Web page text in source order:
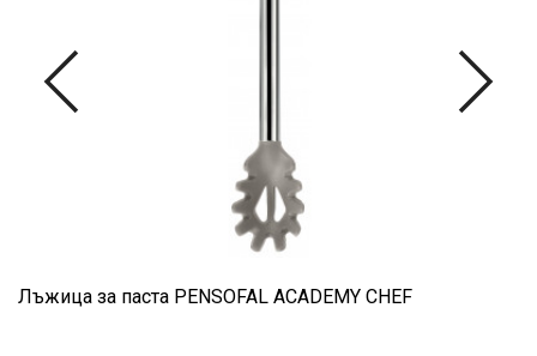
Лъжица за паста PENSOFAL ACADEMY CHEF